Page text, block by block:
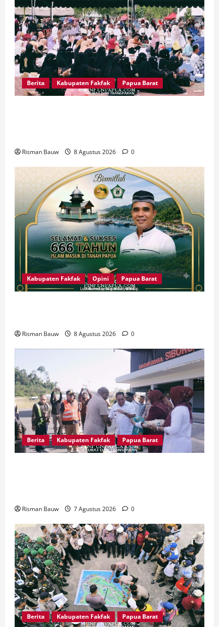
Berita Kabupaten Fakfak Papua Barat
Risman Bauw 8 Agustus 2026 0
Kabupaten Fakfak Opini Papua Barat
Risman Bauw 8 Agustus 2026 0
Berita Kabupaten Fakfak Papua Barat
Risman Bauw 7 Agustus 2026 0
Berita Kabupaten Fakfak Papua Barat